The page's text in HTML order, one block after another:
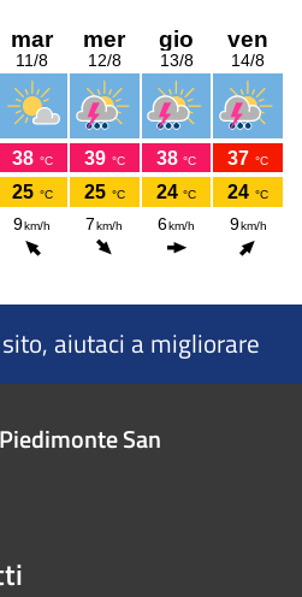
aiutaci a migliorare
San